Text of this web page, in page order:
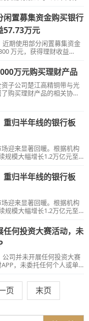
置募集资金购买银行
57.73万元
近期使用部分闲置募集资金
万元，获得理财收益
万元购买理财产品
子公司楚江高精铜带与光
购买理财产品的相关协
重归半年线的银行板
迎来显著回暖。根据机构
规模大幅增长1.2万亿元至
重归半年线的银行板
迎来显著回暖。根据机构
规模大幅增长1.2万亿元至
任何投资大赛活动，未
公司并未开展任何投资大赛
，未委托任何个人或单
页 末页